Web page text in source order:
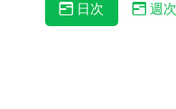
日次
週次